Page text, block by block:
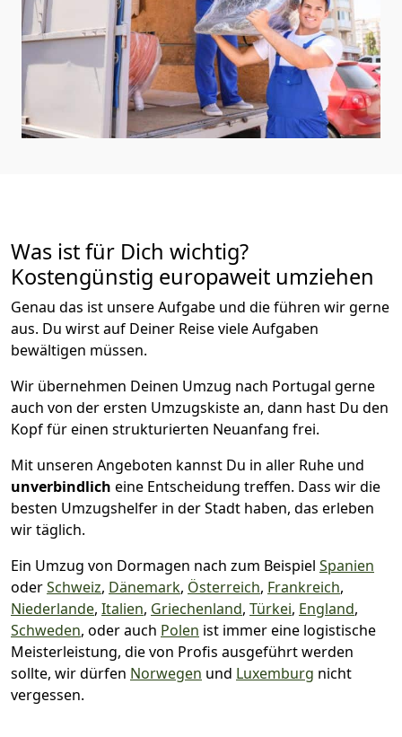
Was ist für Dich wichtig?
Kostengünstig europaweit umziehen
Genau das ist unsere Aufgabe und die führen wir gerne
aus. Du wirst auf Deiner Reise viele Aufgaben
bewältigen müssen.
Wir übernehmen Deinen Umzug nach Portugal gerne
auch von der ersten Umzugskiste an, dann hast Du den
Kopf für einen strukturierten Neuanfang frei.
Mit unseren Angeboten kannst Du in aller Ruhe und
unverbindlich eine Entscheidung treffen. Dass wir die
besten Umzugshelfer in der Stadt haben, das erleben
wir täglich.
Ein Umzug von Dormagen nach zum Beispiel Spanien
oderSchweiz, Dänemark, Österreich, Frankreich,
Niederlande, Italien, Griechenland, Türkei, England,
Schweden, oder auch Polen ist immer eine logistische
Meisterleistung, die von Profis ausgeführt werden
sollte, wir dürfen Norwegen und Luxemburg nicht
vergessen.